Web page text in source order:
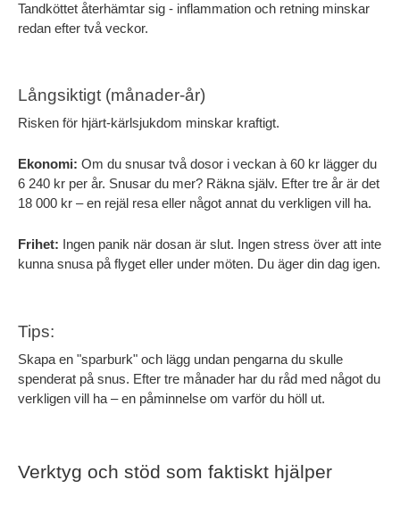
Tandköttet återhämtar sig - inflammation och retning minskar
redan efter två veckor.
Långsiktigt (månader-år)
Risken för hjärt-kärlsjukdom minskar kraftigt.
Ekonomi: Om du snusar två dosor i veckan à 60 kr lägger du
6 240 kr per år. Snusar du mer? Räkna själv. Efter tre år är det
18 000 kr – en rejäl resa eller något annat du verkligen vill ha.
Frihet: Ingen panik när dosan är slut. Ingen stress över att inte
kunna snusa på flyget eller under möten. Du äger din dag igen.
Tips:
Skapa en "sparburk" och lägg undan pengarna du skulle
spenderat på snus. Efter tre månader har du råd med något du
verkligen vill ha – en påminnelse om varför du höll ut.
Verktyg och stöd som faktiskt hjälper